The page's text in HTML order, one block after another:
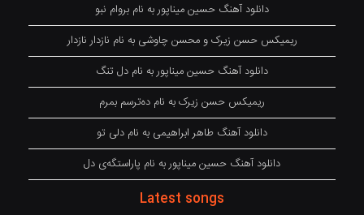
دانلود آهنگ حسین میناپور به نام بروام نبو
ریمیکس حسن زیرک و محسن چاوشی به نام نازدار نازدار
دانلود آهنگ حسین میناپور به نام دل تنگ
ریمیکس حسن زیرک به نام دەترسم بمرم
دانلود آهنگ طاهر ابراهیمی به نام دلی تو
دانلود آهنگ حسین میناپور به نام پاراستگەی دل
Latest songs